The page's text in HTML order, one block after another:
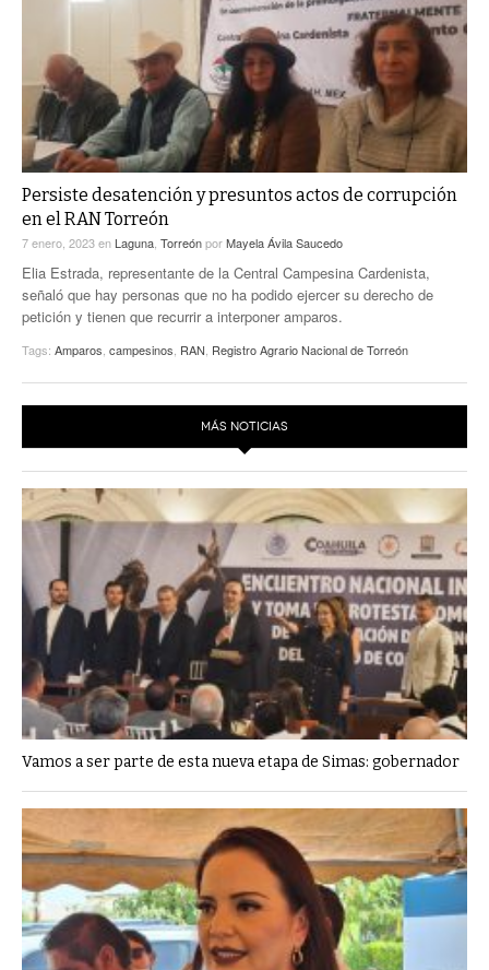
Persiste desatención y presuntos actos de corrupción
en el RAN Torreón
7 enero, 2023en Laguna TorreónporMayela Ávila Saucedo
Elia Estrada, representante de la Central Campesina Cardenista,
señaló que hay personas que no ha podido ejercer su derecho de
petición y tienen que recurrir a interponer amparos.
Tags: Amparos campesinos RAN Registro Agrario Nacional de Torreón
MÁS NOTICIAS
Vamos a ser parte de esta nueva etapa de Simas: gobernador